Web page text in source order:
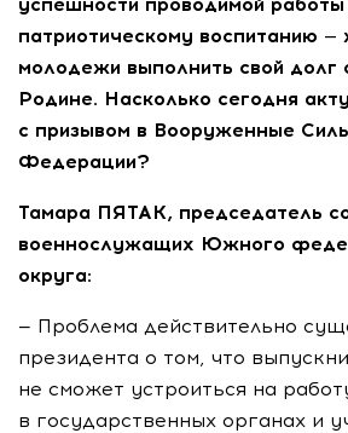
патриотическому воспитанию —
молодежи выполнить свой долг
Родине. Насколько сегодня
с призывом в Вооруженные
Федерации?
Тамара ПЯТАК, председатель
военнослужащих Южного
округа:
— Проблема действительно
президента о том, что
не сможет устроиться на
в государственных органах и